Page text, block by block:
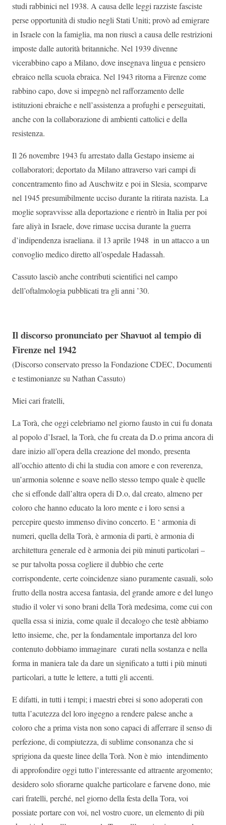
studi rabbinici nel 1938. A causa delle leggi razziste fasciste
perse opportunità di studio negli Stati Uniti; provò ad emigrare
in Israele con la famiglia, ma non riuscì a causa delle restrizioni
imposte dalle autorità britanniche. Nel 1939 divenne
vicerabbino capo a Milano, dove insegnava lingua e pensiero
ebraico nella scuola ebraica. Nel 1943 ritorna a Firenze come
rabbino capo, dove si impegnò nel rafforzamento delle
istituzioni ebraiche e nell’assistenza a profughi e perseguitati,
anche con la collaborazione di ambienti cattolici e della
resistenza.
Il 26 novembre 1943 fu arrestato dalla Gestapo insieme ai
collaboratori; deportato da Milano attraverso vari campi di
concentramento fino ad Auschwitz e poi in Slesia, scomparve
nel 1945 presumibilmente ucciso durante la ritirata nazista. La
moglie sopravvisse alla deportazione e rientrò in Italia per poi
fare aliyà in Israele, dove rimase uccisa durante la guerra
d’indipendenza israeliana. il 13 aprile 1948 in un attacco a un
convoglio medico diretto all’ospedale Hadassah.
Cassuto lasciò anche contributi scientifici nel campo
dell’oftalmologia pubblicati tra gli anni ’30.
Il discorso pronunciato per Shavuot al tempio di
Firenze nel 1942
(Discorso conservato presso la Fondazione CDEC, Documenti
e testimonianze su Nathan Cassuto)
Miei cari fratelli,
La Torà, che oggi celebriamo nel giorno fausto in cui fu donata
al popolo d’Israel, la Torà, che fu creata da D.o prima ancora di
dare inizio all’opera della creazione del mondo, presenta
all’occhio attento di chi la studia con amore e con reverenza,
un’armonia solenne e soave nello stesso tempo quale è quelle
che si effonde dall’altra opera di D.o, dal creato, almeno per
coloro che hanno educato la loro mente e i loro sensi a
percepire questo immenso divino concerto. E ‘ armonia di
numeri, quella della Torà, è armonia di parti, è armonia di
architettura generale ed è armonia dei più minuti particolari –
se pur talvolta possa cogliere il dubbio che certe
corrispondente, certe coincidenze siano puramente casuali, solo
frutto della nostra accesa fantasia, del grande amore e del lungo
studio il voler vi sono brani della Torà medesima, come cui con
quella essa si inizia, come quale il decalogo che testè abbiamo
letto insieme, che, per la fondamentale importanza del loro
contenuto dobbiamo immaginare curati nella sostanza e nella
forma in maniera tale da dare un significato a tutti i più minuti
particolari, a tutte le lettere, a tutti gli accenti.
E difatti, in tutti i tempi; i maestri ebrei si sono adoperati con
tutta l’acutezza del loro ingegno a rendere palese anche a
coloro che a prima vista non sono capaci di afferrare il senso di
perfezione, di compiutezza, di sublime consonanza che si
sprigiona da queste linee della Torà. Non è mio intendimento
di approfondire oggi tutto l’interessante ed attraente argomento;
desidero solo sfiorarne qualche particolare e farvene dono, mie
cari fratelli, perché, nel giorno della festa della Tora, voi
possiate portare con voi, nel vostro cuore, un elemento di più